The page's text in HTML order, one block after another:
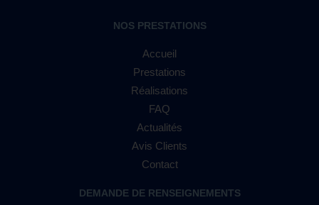
NOS PRESTATIONS
Accueil
Prestations
Réalisations
FAQ
Actualités
Avis Clients
Contact
DEMANDE DE RENSEIGNEMENTS